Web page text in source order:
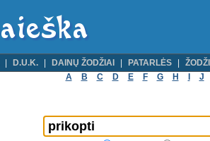
D.U.K. DAINŲ ŽODŽIAI PATARLĖS
A
B C D E F G H J